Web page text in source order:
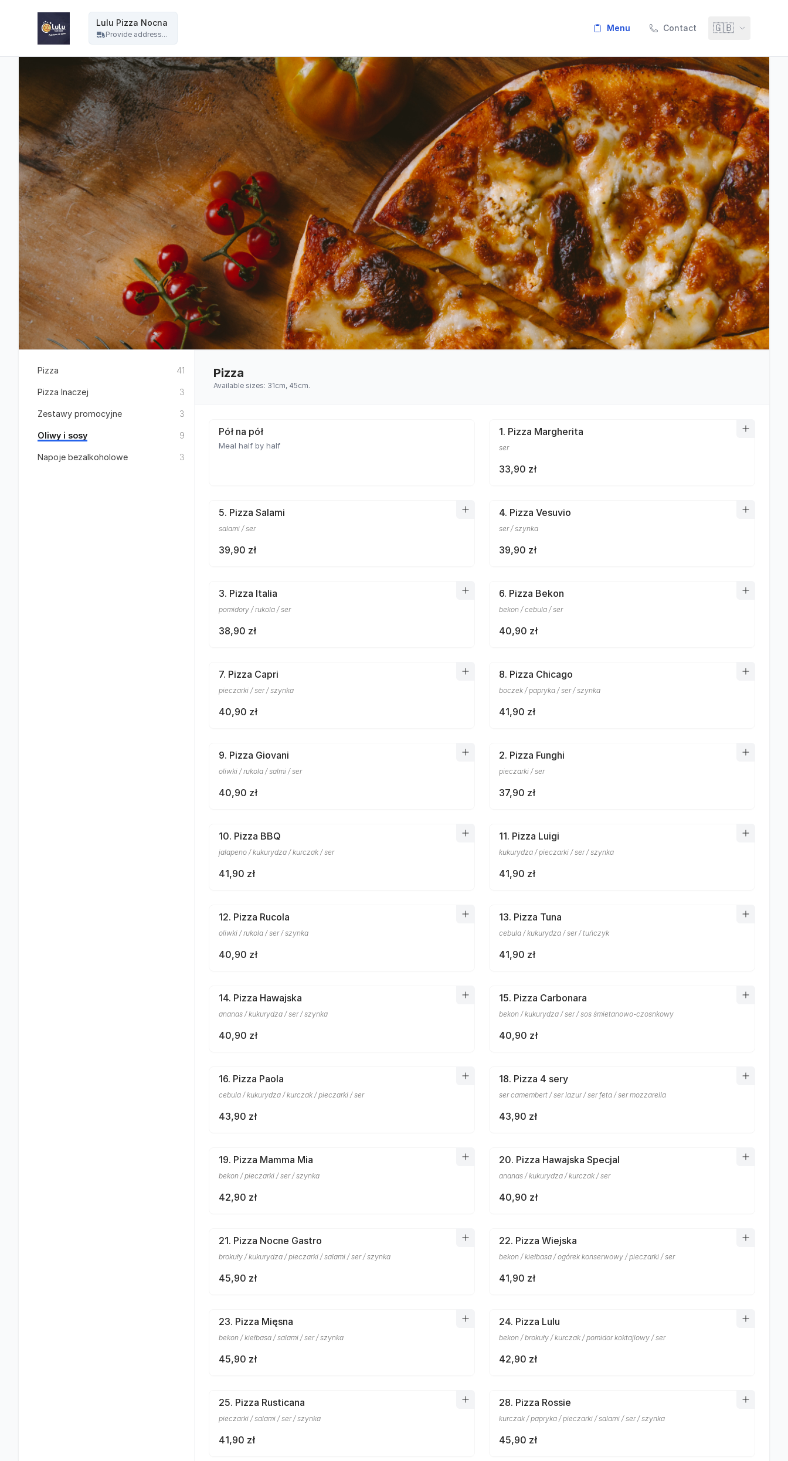
Lulu Pizza Nocna
Provide address...
menu Contact 🇬🇧
Pizza 41
Pizza Inaczej 3
Zestawy promocyjne 3
Oliwy i sosy 9
Napoje bezalkoholowe 3
Pizza
Available sizes: 31cm, 45cm.
Pół na pół
Meal half by half
1. Pizza Margherita
ser
33,90 zł
5. Pizza Salami
salami / ser
39,90 zł
4. Pizza Vesuvio
ser / szynka
39,90 zł
3. Pizza Italia
pomidory / rukola / ser
38,90 zł
6. Pizza Bekon
bekon / cebula / ser
40,90 zł
7. Pizza Capri
pieczarki / ser / szynka
40,90 zł
8. Pizza Chicago
boczek / papryka / ser / szynka
41,90 zł
9. Pizza Giovani
oliwki / rukola / salmi / ser
40,90 zł
2. Pizza Funghi
pieczarki / ser
37,90 zł
10. Pizza BBQ
jalapeno / kukurydza / kurczak / ser
41,90 zł
11. Pizza Luigi
kukurydza / pieczarki / ser / szynka
41,90 zł
12. Pizza Rucola
oliwki / rukola / ser / szynka
40,90 zł
13. Pizza Tuna
cebula / kukurydza / ser / tuńczyk
41,90 zł
14. Pizza Hawajska
ananas / kukurydza / ser / szynka
40,90 zł
15. Pizza Carbonara
bekon / kukurydza / ser / sos śmietanowo-czosnkowy
40,90 zł
16. Pizza Paola
cebula / kukurydza / kurczak / pieczarki / ser
43,90 zł
18. Pizza 4 sery
ser camembert / ser lazur / ser feta / ser mozzarella
43,90 zł
19. Pizza Mamma Mia
bekon / pieczarki / ser / szynka
42,90 zł
20. Pizza Hawajska Specjal
ananas / kukurydza / kurczak / ser
40,90 zł
21. Pizza Nocne Gastro
brokuły / kukurydza / pieczarki / salami / ser / szynka
45,90 zł
22. Pizza Wiejska
bekon / kiełbasa / ogórek konserwowy / pieczarki / ser
41,90 zł
23. Pizza Mięsna
bekon / kiełbasa / salami / ser / szynka
45,90 zł
24. Pizza Lulu
bekon / brokuły / kurczak / pomidor koktajlowy / ser
42,90 zł
25. Pizza Rusticana
pieczarki / salami / ser / szynka
41,90 zł
28. Pizza Rossie
kurczak / papryka / pieczarki / salami / ser / szynka
45,90 zł